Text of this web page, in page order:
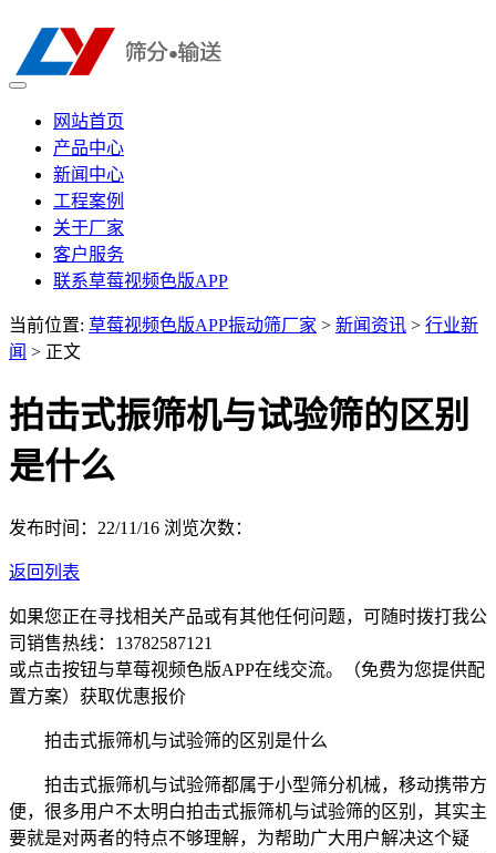
网站首页
产品中心
新闻中心
工程案例
关于厂家
客户服务
联系草莓视频色版APP
当前位置: 草莓视频色版APP振动筛厂家 > 新闻资讯 > 行业新
闻 > 正文
拍击式振筛机与试验筛的区别
是什么
发布时间：22/11/16 浏览次数：
返回列表
如果您正在寻找相关产品或有其他任何问题，可随时拨打我公
司销售热线： 13782587121
或点击按钮与草莓视频色版APP在线交流。（免费为您提供配
置方案） 获取优惠报价
拍击式振筛机与试验筛的区别是什么
拍击式振筛机与试验筛都属于小型筛分机械，移动携带方
便，很多用户不太明白拍击式振筛机与试验筛的区别，其实主
要就是对两者的特点不够理解，为帮助广大用户解决这个疑